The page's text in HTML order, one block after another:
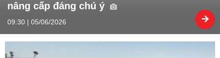
nâng cấp đáng chú ý
09:30 | 05/06/2026